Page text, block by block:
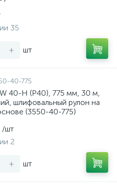
35
+ шт
40-775
40-H (Р40), 775 мм, 30 м,
шлифовальный рулон на
(3550-40-775)
/шт
2
+ шт